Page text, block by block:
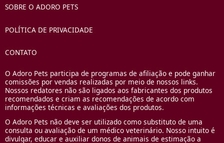
SOBRE O ADORO PETS
POLÍTICA DE PRIVACIDADE
CONTATO
O Adoro Pets participa de programas de afiliação e pode ganhar
comissões por vendas realizadas por meio de nossos links.
Nossos redatores não são ligados aos fabricantes dos produtos
recomendados e criam as recomendações de acordo com
informações técnicas e avaliações dos produtos.
O Adoro Pets não deve ser utilizado como substituto de uma
consulta ou avaliação de um médico veterinário. Nosso intuito é
divulgar, educar e auxiliar donos de animais de estimação a